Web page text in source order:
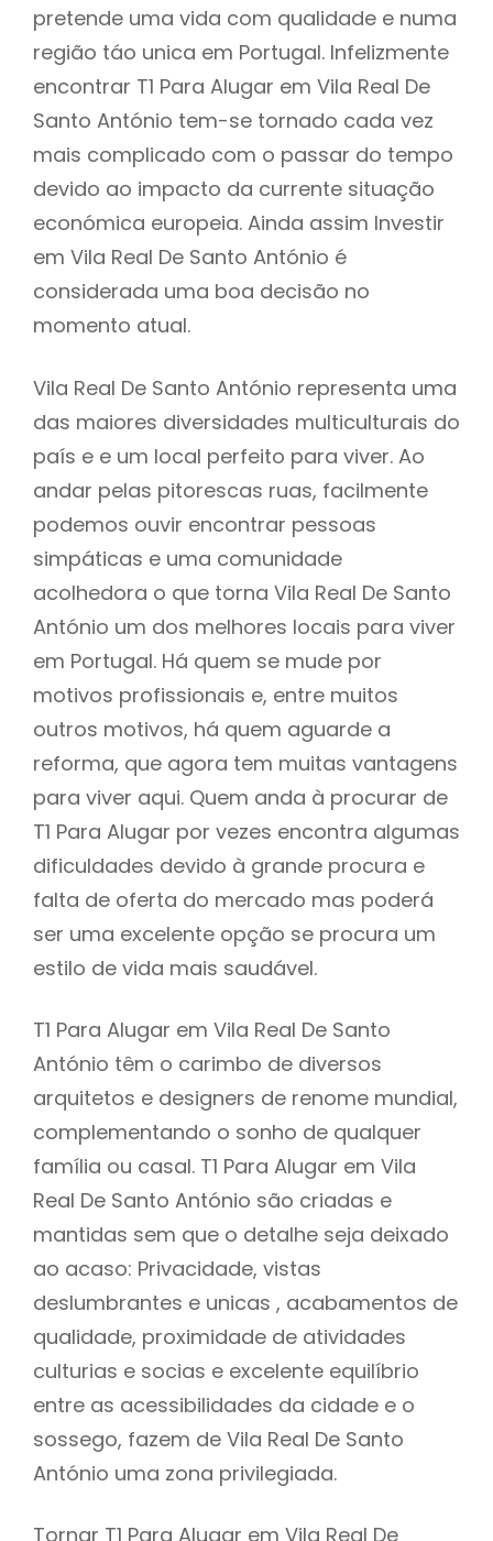
pretende uma vida com qualidade e numa
região táo unica em Portugal. Infelizmente
encontrar T1 Para Alugar em Vila Real De
Santo António tem-se tornado cada vez
mais complicado com o passar do tempo
devido ao impacto da currente situação
económica europeia. Ainda assim Investir
em Vila Real De Santo António é
considerada uma boa decisão no
momento atual.
Vila Real De Santo António representa uma
das maiores diversidades multiculturais do
país e e um local perfeito para viver. Ao
andar pelas pitorescas ruas, facilmente
podemos ouvir encontrar pessoas
simpáticas e uma comunidade
acolhedora o que torna Vila Real De Santo
António um dos melhores locais para viver
em Portugal. Há quem se mude por
motivos profissionais e, entre muitos
outros motivos, há quem aguarde a
reforma, que agora tem muitas vantagens
para viver aqui. Quem anda à procurar de
T1 Para Alugar por vezes encontra algumas
dificuldades devido à grande procura e
falta de oferta do mercado mas poderá
ser uma excelente opção se procura um
estilo de vida mais saudável.
T1 Para Alugar em Vila Real De Santo
António têm o carimbo de diversos
arquitetos e designers de renome mundial,
complementando o sonho de qualquer
família ou casal. T1 Para Alugar em Vila
Real De Santo António são criadas e
mantidas sem que o detalhe seja deixado
ao acaso: Privacidade, vistas
deslumbrantes e unicas , acabamentos de
qualidade, proximidade de atividades
culturias e socias e excelente equilíbrio
entre as acessibilidades da cidade e o
sossego, fazem de Vila Real De Santo
António uma zona privilegiada.
Tornar T1 Para Alugar em Vila Real De